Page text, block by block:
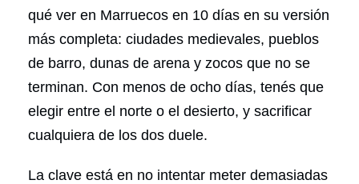
qué ver en Marruecos en 10 días en su versión
más completa: ciudades medievales, pueblos
de barro, dunas de arena y zocos que no se
terminan. Con menos de ocho días, tenés que
elegir entre el norte o el desierto, y sacrificar
cualquiera de los dos duele.
La clave está en no intentar meter demasiadas